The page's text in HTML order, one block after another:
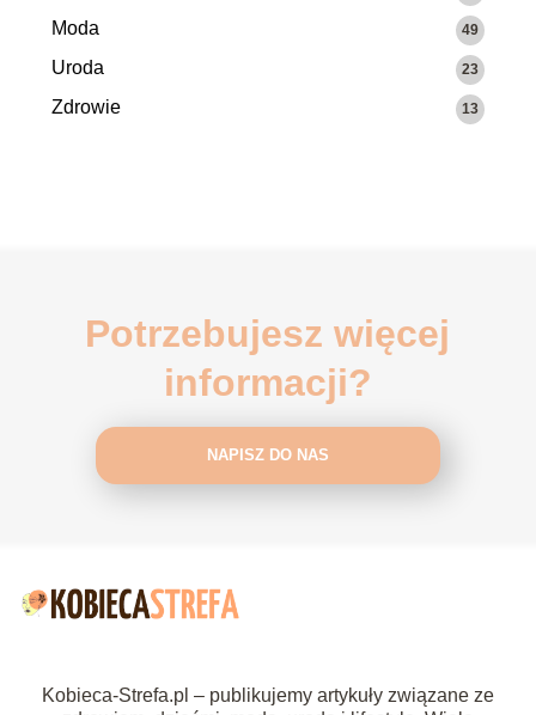
Moda 49
Uroda 23
Zdrowie 13
Potrzebujesz więcej
informacji?
NAPISZ DO NAS
Kobieca-Strefa.pl – publikujemy artykuły związane ze